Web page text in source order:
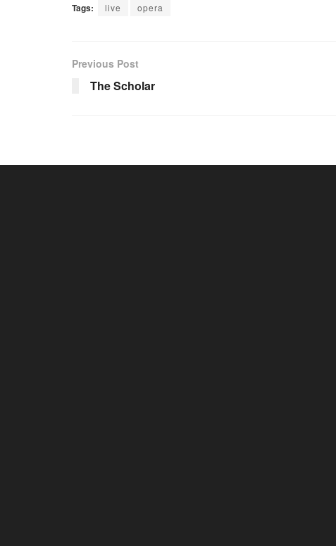
Tags: live opera
Previous Post
The Scholar